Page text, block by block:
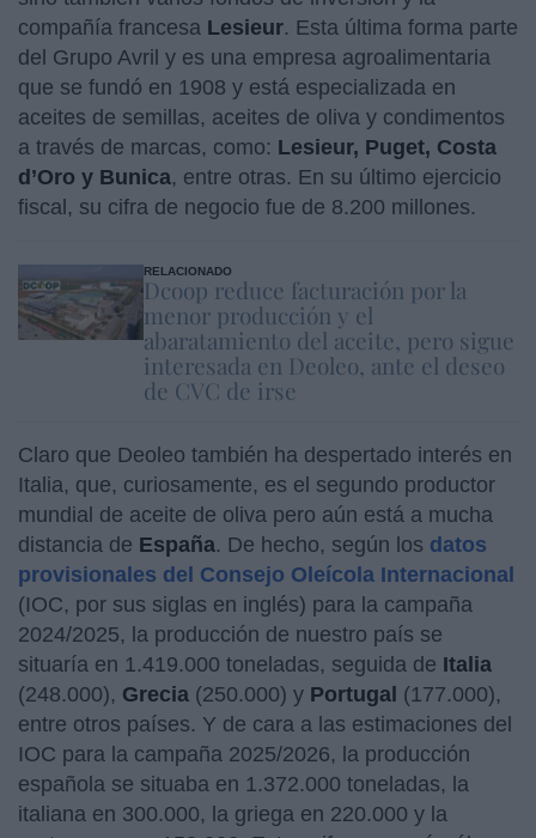
compañía francesa Lesieur. Esta última forma parte
del Grupo Avril y es una empresa agroalimentaria
que se fundó en 1908 y está especializada en
aceites de semillas, aceites de oliva y condimentos
a través de marcas, como: Lesieur, Puget, Costa
d’Oro y Bunica, entre otras. En su último ejercicio
fiscal, su cifra de negocio fue de 8.200 millones.
RELACIONADO
Dcoop reduce facturación por la
menor producción y el
abaratamiento del aceite, pero sigue
interesada en Deoleo, ante el deseo
de CVC de irse
Claro que Deoleo también ha despertado interés en
Italia, que, curiosamente, es el segundo productor
mundial de aceite de oliva pero aún está a mucha
distancia de España. De hecho, según los datos
provisionales del Consejo Oleícola Internacional
(IOC, por sus siglas en inglés) para la campaña
2024/2025, la producción de nuestro país se
situaría en 1.419.000 toneladas, seguida de Italia
(248.000), Grecia (250.000) y Portugal (177.000),
entre otros países. Y de cara a las estimaciones del
IOC para la campaña 2025/2026, la producción
española se situaba en 1.372.000 toneladas, la
italiana en 300.000, la griega en 220.000 y la